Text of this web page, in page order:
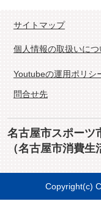
サイトマップ
個人情報の取扱いにつ
Youtubeの運用ポリシ
問合せ先
名古屋市スポーツ
（名古屋市消費生
Copyright(c)